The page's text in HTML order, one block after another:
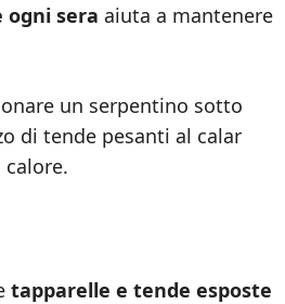
sera aiuta a mantenere
un serpentino sotto
di tende pesanti al calar
tapparelle e tende esposte